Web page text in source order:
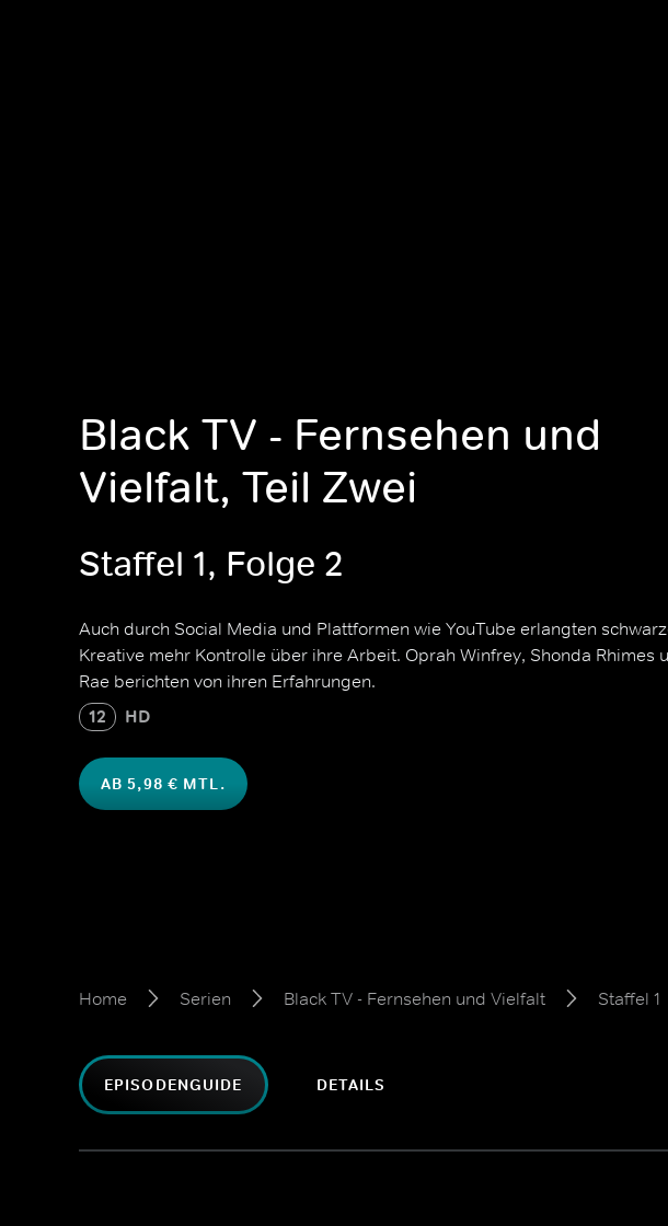
Black TV - Fernsehen und
Vielfalt, Teil Zwei
Staffel 1, Folge 2
Auch durch Social Media und Plattformen wie YouTube erlangten
Kreative mehr Kontrolle über ihre Arbeit. Oprah Winfrey, Shonda Rhimes
Rae berichten von ihren Erfahrungen.
12 HD
AB 5,98 € MTL.
Home Serien Black TV - Fernsehen und Vielfalt Staffel 1
EPISODENGUIDE DETAILS